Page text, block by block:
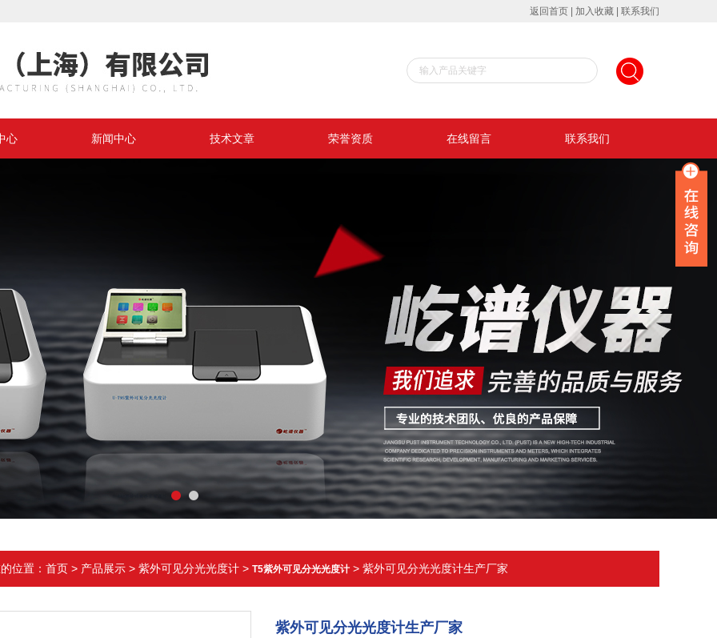
返回首页 加入收藏 联系我们
心 新闻中心 技术文章 荣誉资质 在线留言 联系我们
位置： 首页 > 产品展示 > 紫外可见分光光度计 > T5紫外可见分光光度计 > 紫外可见分光光度计生产厂家
紫外可见分光光度计生产厂家